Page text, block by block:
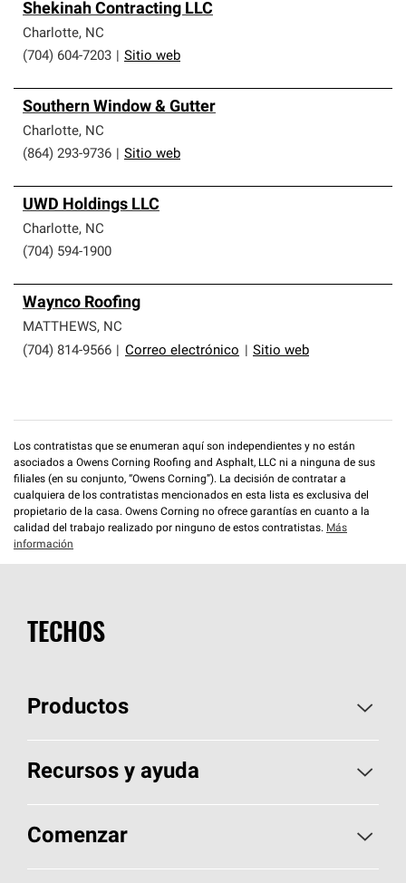
Shekinah Contracting LLC
Charlotte, NC
(704) 604-7203
Sitio web
Southern Window & Gutter
Charlotte, NC
(864) 293-9736
Sitio web
UWD Holdings LLC
Charlotte, NC
(704) 594-1900
Waynco Roofing
MATTHEWS, NC
(704) 814-9566
Correo electrónico Sitio web
Los contratistas que se enumeran aquí son independientes y no están
asociados a Owens Corning Roofing and Asphalt, LLC ni a ninguna de sus
filiales (en su conjunto, “Owens Corning”). La decisión de contratar a
cualquiera de los contratistas mencionados en esta lista es exclusiva del
propietario de la casa. Owens Corning no ofrece garantías en cuanto a la
calidad del trabajo realizado por ninguno de estos contratistas. Más
información
TECHOS
Productos
Elija sus tejas
Encuentre un contratista
Recursos y ayuda
Aspectos básicos sobre techos
Herramientas de diseño y color
Comenzar